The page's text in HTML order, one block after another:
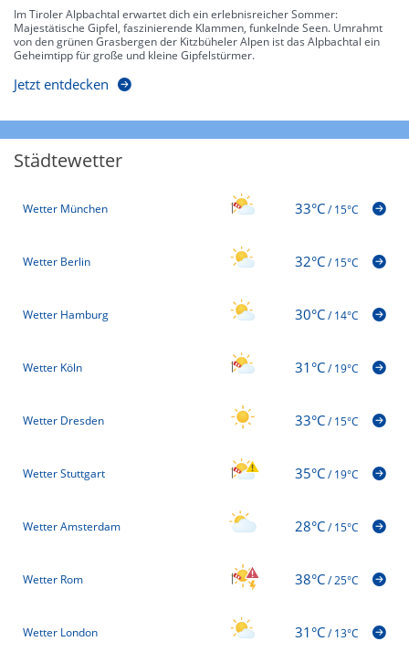
Im Tiroler Alpbachtal erwartet dich ein erlebnisreicher Sommer:
Majestätische Gipfel, faszinierende Klammen, funkelnde Seen. Umrahmt
von den grünen Grasbergen der Kitzbüheler Alpen ist das Alpbachtal ein
Geheimtipp für große und kleine Gipfelstürmer.
Jetzt entdecken
Städtewetter
Wetter München 33°C/15°C
Wetter Berlin 32°C/15°C
Wetter Hamburg 30°C/14°C
Wetter Köln 31°C/19°C
Wetter Dresden 33°C/15°C
Wetter Stuttgart 35°C/19°C
Wetter Amsterdam 28°C/15°C
Wetter Rom 38°C/25°C
Wetter London 31°C/13°C